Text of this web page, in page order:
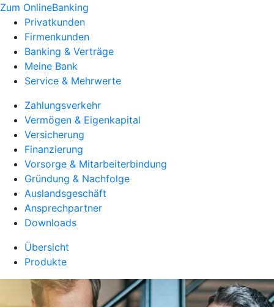
Zum OnlineBanking
Privatkunden
Firmenkunden
Banking & Verträge
Meine Bank
Service & Mehrwerte
Zahlungsverkehr
Vermögen & Eigenkapital
Versicherung
Finanzierung
Vorsorge & Mitarbeiterbindung
Gründung & Nachfolge
Auslandsgeschäft
Ansprechpartner
Downloads
Übersicht
Produkte